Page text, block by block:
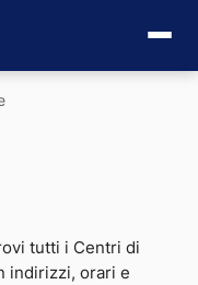
tutti i Centri di
indirizzi, orari e